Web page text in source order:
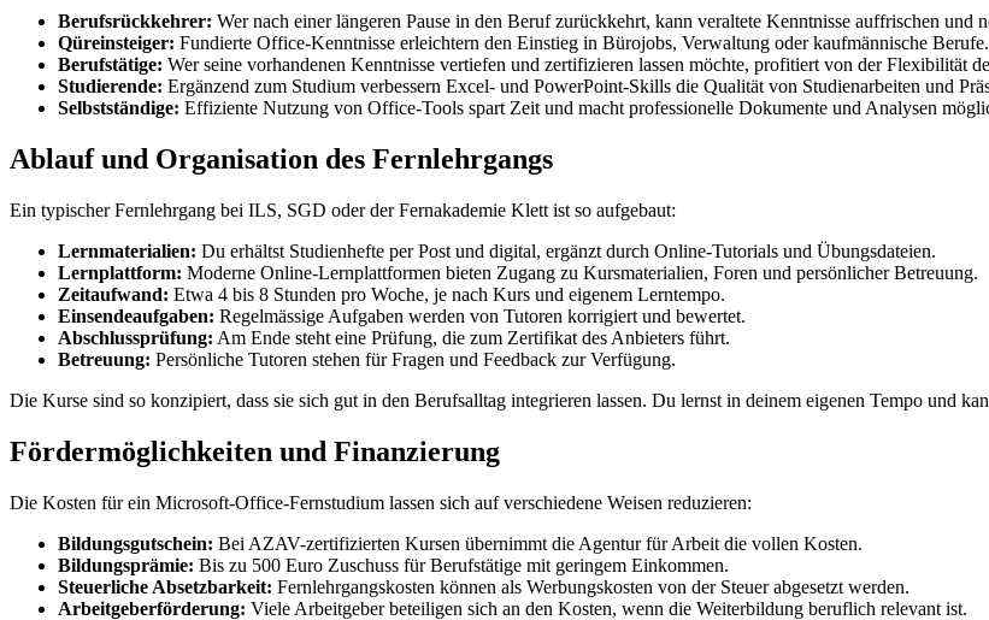
Berufsrückkehrer: Wer nach einer längeren Pause in den Beruf zurückkehrt, kann veraltete Kenntnisse auffrischen und
Qüreinsteiger: Fundierte Office-Kenntnisse erleichtern den Einstieg in Bürojobs, Verwaltung oder kaufmännische Berufe.
Berufstätige: Wer seine vorhandenen Kenntnisse vertiefen und zertifizieren lassen möchte, profitiert von der Flexibilität
Studierende: Ergänzend zum Studium verbessern Excel- und PowerPoint-Skills die Qualität von Studienarbeiten und
Selbstständige: Effiziente Nutzung von Office-Tools spart Zeit und macht professionelle Dokumente und Analysen
Ablauf und Organisation des Fernlehrgangs
Ein typischer Fernlehrgang bei ILS, SGD oder der Fernakademie Klett ist so aufgebaut:
Lernmaterialien: Du erhältst Studienhefte per Post und digital, ergänzt durch Online-Tutorials und Übungsdateien.
Lernplattform: Moderne Online-Lernplattformen bieten Zugang zu Kursmaterialien, Foren und persönlicher Betreuung.
Zeitaufwand: Etwa 4 bis 8 Stunden pro Woche, je nach Kurs und eigenem Lerntempo.
Einsendeaufgaben: Regelmässige Aufgaben werden von Tutoren korrigiert und bewertet.
Abschlussprüfung: Am Ende steht eine Prüfung, die zum Zertifikat des Anbieters führt.
Betreuung: Persönliche Tutoren stehen für Fragen und Feedback zur Verfügung.
Die Kurse sind so konzipiert, dass sie sich gut in den Berufsalltag integrieren lassen. Du lernst in deinem eigenen Tempo und
Fördermöglichkeiten und Finanzierung
Die Kosten für ein Microsoft-Office-Fernstudium lassen sich auf verschiedene Weisen reduzieren:
Bildungsgutschein: Bei AZAV-zertifizierten Kursen übernimmt die Agentur für Arbeit die vollen Kosten.
Bildungsprämie: Bis zu 500 Euro Zuschuss für Berufstätige mit geringem Einkommen.
Steuerliche Absetzbarkeit: Fernlehrgangskosten können als Werbungskosten von der Steuer abgesetzt werden.
Arbeitgeberförderung: Viele Arbeitgeber beteiligen sich an den Kosten, wenn die Weiterbildung beruflich relevant ist.